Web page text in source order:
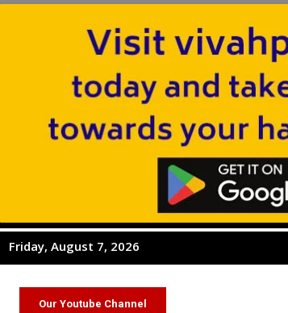
Friday, August 7, 2026
Our Youtube Channel